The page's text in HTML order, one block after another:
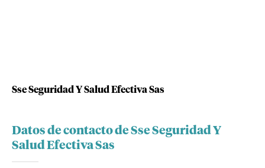
Sse Seguridad Y Salud Efectiva Sas
Datos de contacto de Sse Seguridad Y
Salud Efectiva Sas